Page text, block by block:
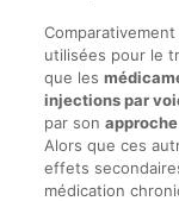
utilisées pour le
que les
injections par
par son
Alors que ces
effets
médication